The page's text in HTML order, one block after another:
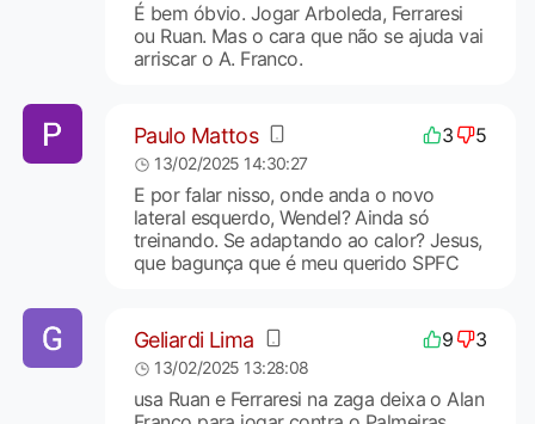
É bem óbvio. Jogar Arboleda, Ferraresi
ou Ruan. Mas o cara que não se ajuda vai
arriscar o A. Franco.
Paulo Mattos 3 5
13/02/2025 14:30:27
E por falar nisso, onde anda o novo
lateral esquerdo, Wendel? Ainda só
treinando. Se adaptando ao calor? Jesus,
que bagunça que é meu querido SPFC
Geliardi Lima 9 3
13/02/2025 13:28:08
usa Ruan e Ferraresi na zaga deixa o Alan